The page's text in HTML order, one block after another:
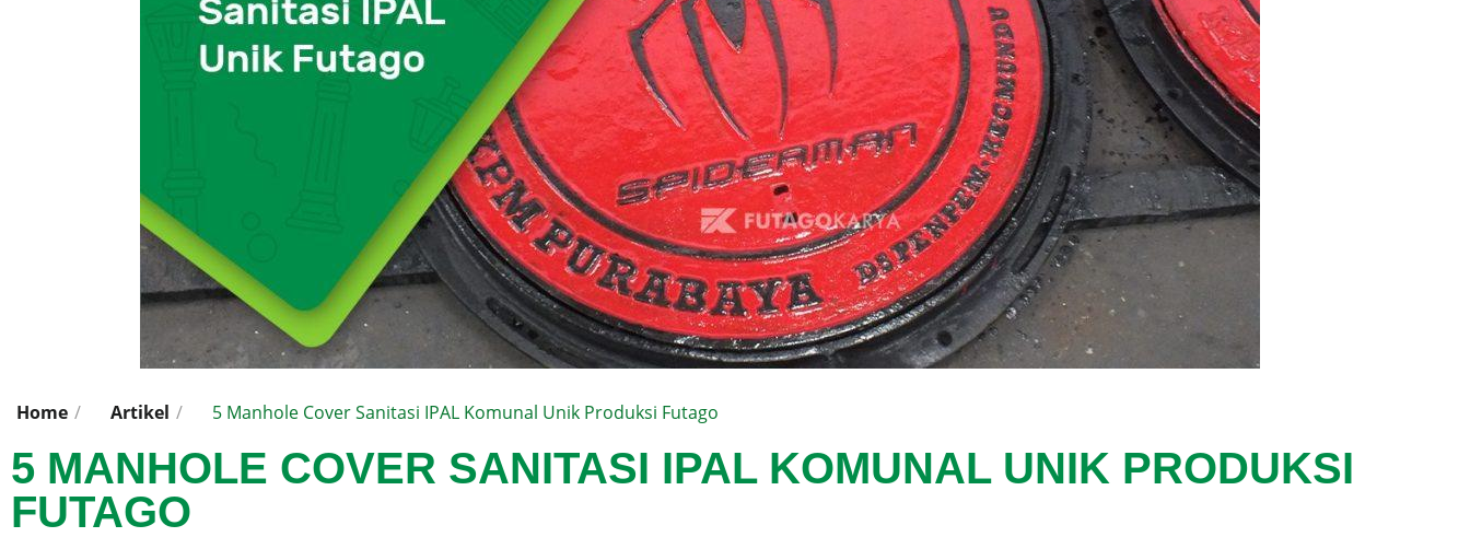
Home / Artikel / 5 Manhole Cover Sanitasi IPAL Komunal Unik Produksi Futago
5 MANHOLE COVER SANITASI IPAL KOMUNAL UNIK PRODUKSI
FUTAGO